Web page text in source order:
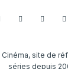
Cinéma, site de
séries depuis